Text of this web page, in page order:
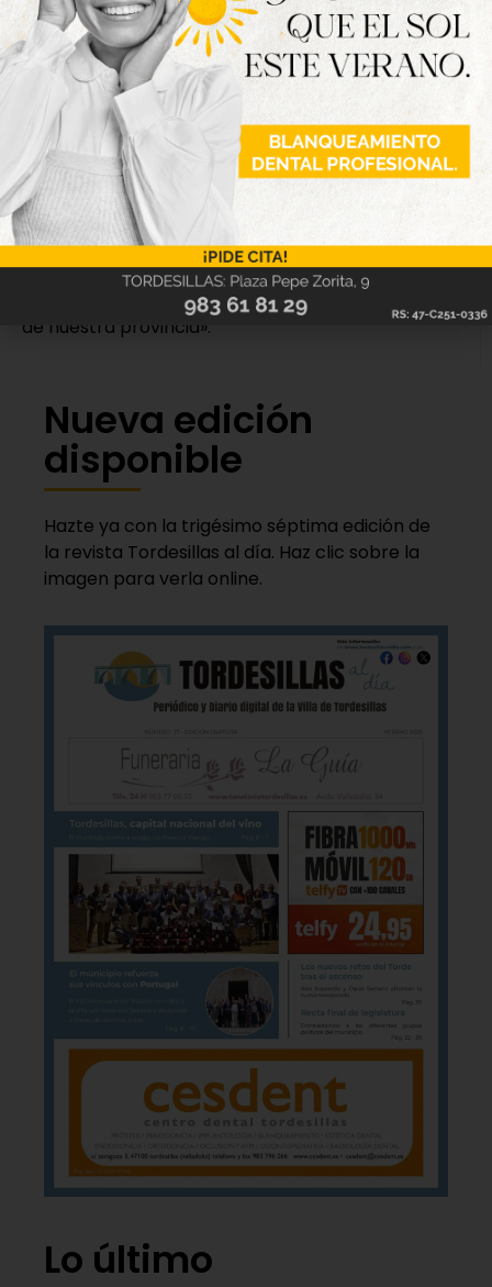
entre ellas: clases de español, campamentos de
verano, cena de convivencia, encuentros y visitas a
museos, excursiones a piscinas, zonas de interés
natural y lugares turísticos de la provincia.
Para concluir, el presidente ha querido dirigirse
directamente a los pequeños: «Espero que
disfrutéis de cada momento, que hagáis nuevos
amigos, que descubráis nuestra provincia y que os
llevéis recuerdos inolvidables. Que estas
Vacaciones en Paz sean, una vez más, un éxito
rotundo y un ejemplo de la solidaridad que emana
de nuestra provincia».
Nueva edición
disponible
Hazte ya con la trigésimo séptima edición de
la revista Tordesillas al día. Haz clic sobre la
imagen para verla online.
Lo último